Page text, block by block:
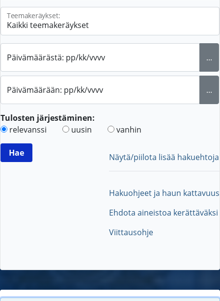
Teemakeräykset:
Päivämäärästä: pp/kk/vvvv ...
Päivämäärään: pp/kk/vvvv ...
Tulosten järjestäminen:
relevanssi
uusin vanhin
Näytä/piilota lisää hakuehtoja
Hakuohjeet ja haun kattavuus
Ehdota aineistoa kerättäväksi
Viittausohje